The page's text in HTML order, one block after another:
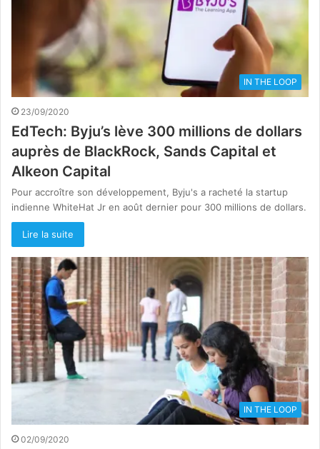
IN THE LOOP
23/09/2020
EdTech: Byju’s lève 300 millions de dollars
auprès de BlackRock, Sands Capital et
Alkeon Capital
Pour accroître son développement, Byju's a racheté la startup
indienne WhiteHat Jr en août dernier pour 300 millions de dollars.
Lire la suite
IN THE LOOP
02/09/2020